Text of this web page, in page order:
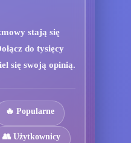
stają się
do tysięcy
się swoją opinią.
🔥 Popularne
👥 Użytkownicy